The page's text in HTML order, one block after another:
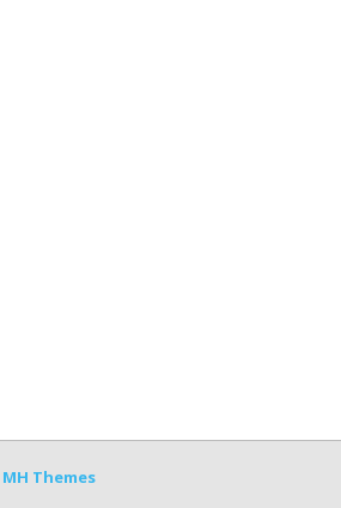
MH Themes